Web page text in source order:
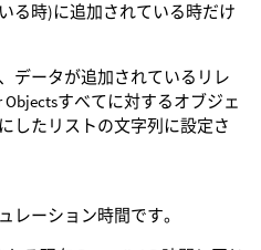
る時)に追加されている時だけ
データが追加されているリレ
すべてに対するオブジェ
したリストの文字列に設定さ
レーション時間です。